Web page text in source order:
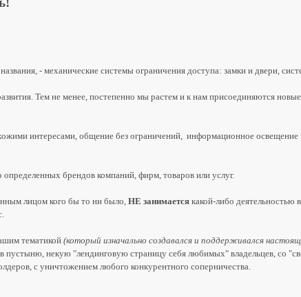
- механические системы ограничения доступа: замки и двери,
Тем не менее, постепенно мы растем и к нам присоединяются
интересами, общение без ограничений, информационное
брендов компаний, фирм, товаров или услуг.
лицом кого бы то ни было, НЕ занимается какой-либо деятельностью
тематикой (который изначально создавался и поддерживался
в пустыню, некую "лендинговую страницу себя любимых" владельцев, со
с уничтожением любого конкурентного соперничества.